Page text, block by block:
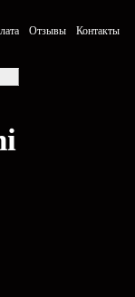
Отзывы
Контакты